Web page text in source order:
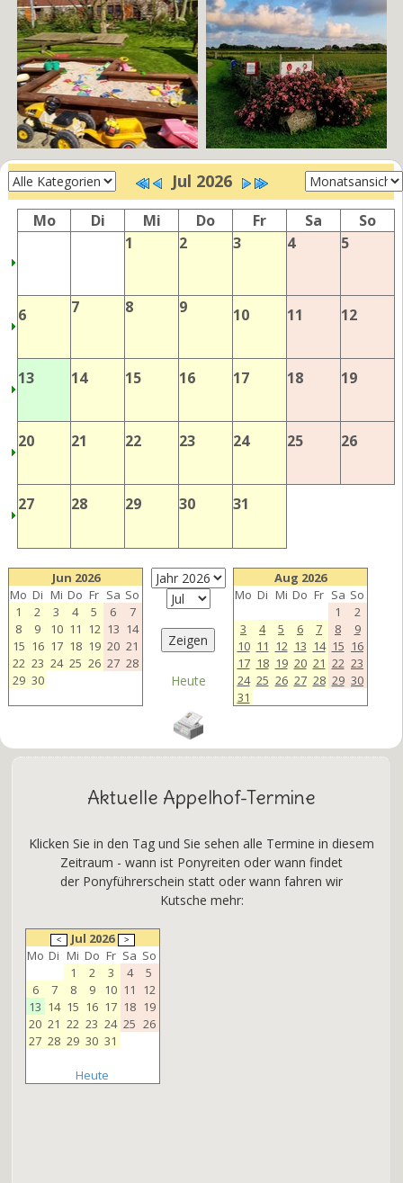
Jul 2026
Mo Di Mi Do Fr Sa
So
1
2 3 4 5
6 7 8 9 10 11 12
13 14 15 16 17 18 19
20 21 22 23 24 25 26
27 28 29 30 31
Jun 2026
Mo Di Mi Do Fr Sa So
1
2 3 4 5 6
7
8
9 10 11 12 13 14
15 16 17 18 19 20 21
22 23 24 25 26 27 28
29 30 Heute
Aug 2026
Mo Di Mi Do Fr Sa So
1
2
3
4 5 6 7 8
9
10 11 12 13 14 15 16
17 18 19 20 21 22 23
24 25 26 27 28 29 30
31
Aktuelle Appelhof-Termine
Klicken Sie in den Tag und Sie sehen alle Termine in diesem
Zeitraum - wann ist Ponyreiten oder wann findet
der Ponyführerschein statt oder wann fahren wir
Kutsche mehr:
Jul 2026
Mo Di Mi Do Fr Sa So
1
2 3 4
5
6
7 8 9 10 11
12
13 14 15 16 17 18 19
20 21 22 23 24 25 26
27 28 29 30 31
Heute